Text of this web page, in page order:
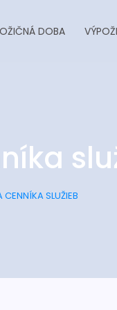
DOBA
CENNÍKA SLUŽIEB